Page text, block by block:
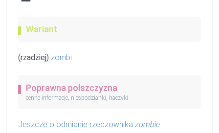
Wariant
(rzadziej) zombi
Poprawna polszczyzna
cenne informacje, niespodzianki, haczyki
Jeszcze o odmianie rzeczownika zombie